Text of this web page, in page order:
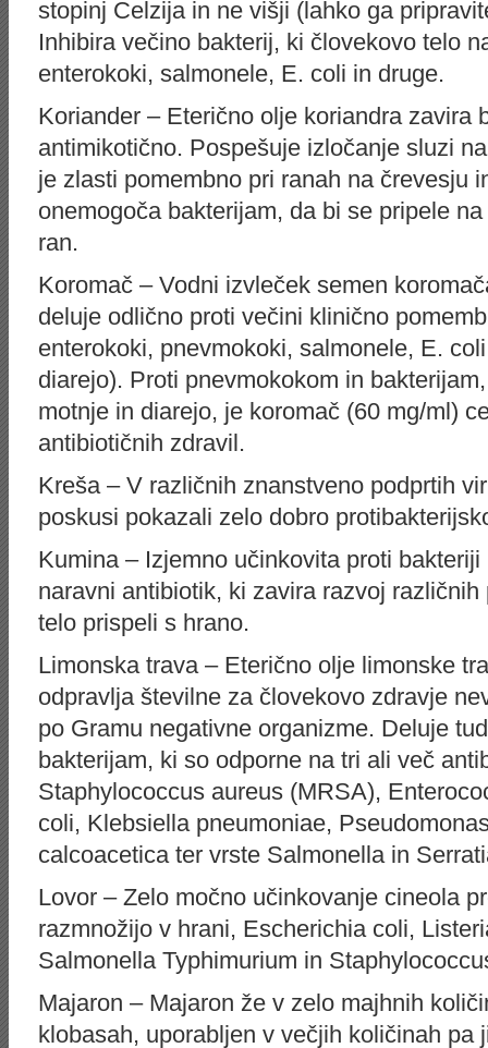
stopinj Celzija in ne višji (lahko ga
Inhibira večino bakterij, ki človekovo telo
enterokoki, salmonele, E. coli in druge.
Koriander – Eterično olje koriandra zavira
antimikotično. Pospešuje izločanje sluzi
je zlasti pomembno pri ranah na črevesju
onemogoča bakterijam, da bi se pripele
ran.
Koromač – Vodni izvleček semen
deluje odlično proti večini klinično
enterokoki, pnevmokoki, salmonele, E.
diarejo). Proti pnevmokokom in
motnje in diarejo, je koromač (60 mg/ml)
antibiotičnih zdravil.
Kreša – V različnih znanstveno podprtih
poskusi pokazali zelo dobro
Kumina – Izjemno učinkovita proti
naravni antibiotik, ki zavira razvoj
telo prispeli s hrano.
Limonska trava – Eterično olje limonske
odpravlja številne za človekovo zdravje
po Gramu negativne organizme. Deluje
bakterijam, ki so odporne na tri ali več
Staphylococcus aureus (MRSA),
coli, Klebsiella pneumoniae,
calcoacetica ter vrste Salmonella in
Lovor – Zelo močno učinkovanje cineola
razmnožijo v hrani, Escherichia coli,
Salmonella Typhimurium in
Majaron – Majaron že v zelo majhnih
klobasah, uporabljen v večjih količinah pa